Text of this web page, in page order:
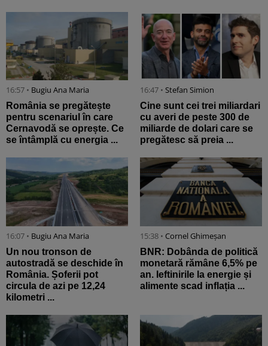
16:57 • Bugiu ⁠Ana Maria
România se pregătește
pentru scenariul în care
Cernavodă se oprește. Ce
se întâmplă cu energia ...
16:47 • Stefan Simion
Cine sunt cei trei miliardari
cu averi de peste 300 de
miliarde de dolari care se
pregătesc să preia ...
16:07 • Bugiu ⁠Ana Maria
Un nou tronson de
autostradă se deschide în
România. Șoferii pot
circula de azi pe 12,24
kilometri ...
15:38 • Cornel Ghimeșan
BNR: Dobânda de politică
monetară rămâne 6,5% pe
an. Ieftinirile la energie și
alimente scad inflația ...